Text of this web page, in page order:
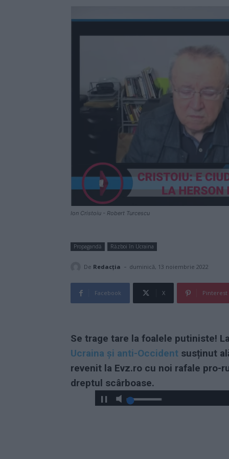
Ion Cristoiu - Robert Turcescu
Propagandă Război în Ucraina
De Redacţia - duminică, 13 noiembrie 2022
Facebook X Pinterest
Se trage tare la foalele putiniste!
Ucraina și anti-Occident susținut
revenit la Evz.ro cu noi rafale pro-
dreptul scârboase.